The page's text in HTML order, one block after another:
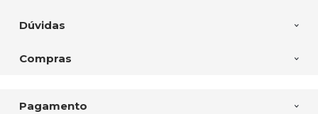
Dúvidas
Compras
Pagamento